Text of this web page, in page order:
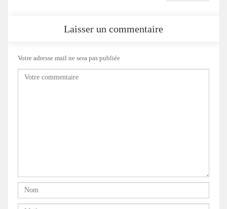
Laisser un commentaire
Votre adresse mail ne sera pas publiée